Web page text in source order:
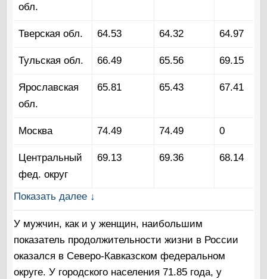
обл.
Тверская обл. 64.53 64.32 64.97
Тульская обл. 66.49 65.56 69.15
Ярославская
обл.
65.81 65.43 67.41
Москва 74.49 74.49 0
Центральный
фед. округ
69.13 69.36 68.14
Показать далее ↓
У мужчин, как и у женщин, наибольшим
показатель продолжительности жизни в России
оказался в Северо-Кавказском федеральном
округе. У городского населения 71.85 года, у